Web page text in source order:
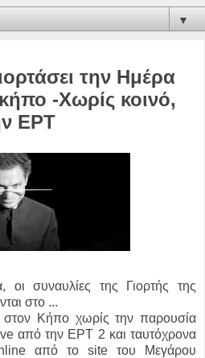
▼
την Ημέρα
-Χωρίς κοινό,
ΕΡΤ
συναυλίες της Γιορτής της
στο ...
Κήπο χωρίς την παρουσία
από την ΕΡΤ 2 και ταυτόχρονα
από το site του Μεγάρου